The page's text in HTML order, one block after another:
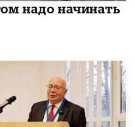
надо начинать